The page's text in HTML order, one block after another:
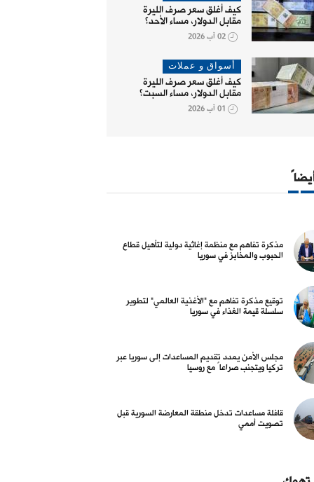
كيف أغلق سعر صرف الليرة
مقابل الدولار، مساء الأحد؟
02 آب 2026
أسواق و عملات
كيف أغلق سعر صرف الليرة
مقابل الدولار، مساء السبت؟
01 آب 2026
مذكرة تفاهم مع منظمة إغاثية دولية لتأهيل قطاع
الحبوب والمخابز في سوريا
توقيع مذكرة تفاهم مع "الأغذية العالمي" لتطوير
سلسلة قيمة الغذاء في سوريا
مجلس الأمن يمدد تقديم المساعدات إلى سوريا عبر
تركيا ويتجنب صراعاً مع روسيا
قافلة مساعدات تدخل منطقة المعارضة السورية قبل
تصويت أممي